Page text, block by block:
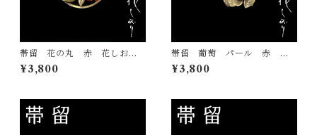
帯留 花の丸 赤 花しお
り 大原商店 帯飾り 日本
製 和装小物
¥3,800
帯留 葡萄 パール 赤 花
しおり 大原商店 帯飾り
日本製 和装小物
¥3,800